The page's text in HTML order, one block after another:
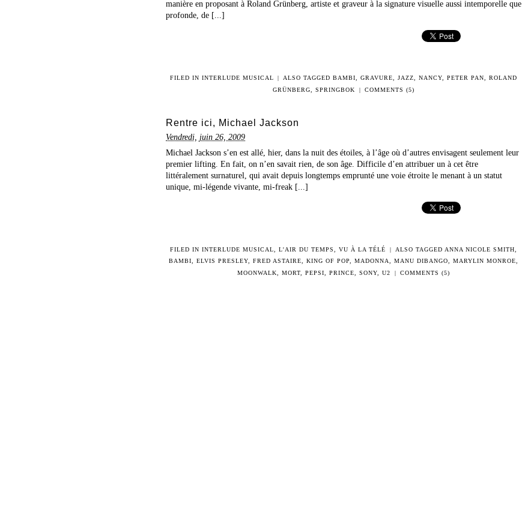
manière en proposant à Roland Grünberg, artiste et graveur à la signature visuelle aussi intemporelle que
profonde, de [...]
FILED IN INTERLUDE MUSICAL | ALSO TAGGEDBAMBI ,GRAVURE ,JAZZ ,NANCY ,PETER PAN ,ROLAND
GRÜNBERG
,SPRINGBOK | COMMENTS (5)
Rentre ici, Michael Jackson
Vendredi, juin 26, 2009
Michael Jackson s’en est allé, hier, dans la nuit des étoiles, à l’âge où d’autres envisagent seulement leur
premier lifting. En fait, on n’en savait rien, de son âge. Difficile d’en attribuer un à cet être
littéralement surnaturel, qui avait depuis longtemps emprunté une voie étroite le menant à un statut
unique, mi-légende vivante, mi-freak [...]
FILED ININTERLUDE MUSICAL ,L'AIR DU TEMPS ,VU À LA TÉLÉ | ALSO TAGGED ANNA NICOLE SMITH
BAMBI
ELVIS PRESLEY FRED ASTAIRE KING OF POP MADONNA MANU DIBANGO MARYLIN MONROE
MOONWALK
,MORT ,PEPSI ,PRINCE ,SONY ,U2 | COMMENTS (5)